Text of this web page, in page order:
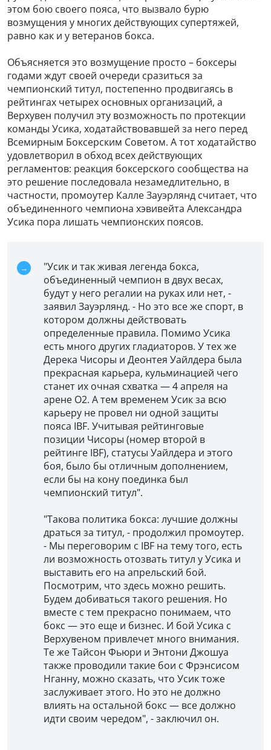
этом бою своего пояса, что вызвало бурю
возмущения у многих действующих супертяжей,
равно как и у ветеранов бокса.
Объясняется это возмущение просто – боксеры
годами ждут своей очереди сразиться за
чемпионский титул, постепенно продвигаясь в
рейтингах четырех основных организаций, а
Верхувен получил эту возможность по протекции
команды Усика, ходатайствовавшей за него перед
Всемирным Боксерским Советом. А тот ходатайство
удовлетворил в обход всех действующих
регламентов: реакция боксерского сообщества на
это решение последовала незамедлительно, в
частности, промоутер Калле Зауэрлянд считает, что
объединенного чемпиона хэвивейта Александра
Усика пора лишать чемпионских поясов.
"Усик и так живая легенда бокса,
объединенный чемпион в двух весах,
будут у него регалии на руках или нет, -
заявил Зауэрлянд. - Но это все же спорт, в
котором должны действовать
определенные правила. Помимо Усика
есть много других гладиаторов. У тех же
Дерека Чисоры и Деонтея Уайлдера была
прекрасная карьера, кульминацией чего
станет их очная схватка — 4 апреля на
арене О2. А тем временем Усик за всю
карьеру не провел ни одной защиты
пояса IBF. Учитывая рейтинговые
позиции Чисоры (номер второй в
рейтинге IBF), статусы Уайлдера и этого
боя, было бы отличным дополнением,
если бы на кону поединка был
чемпионский титул".
"Такова политика бокса: лучшие должны
драться за титул, - продолжил промоутер.
- Мы переговорим с IBF на тему того, есть
ли возможность отозвать титул у Усика и
выставить его на апрельский бой.
Посмотрим, что здесь можно решить.
Будем добиваться такого решения. Но
вместе с тем прекрасно понимаем, что
бокс — это еще и бизнес. И бой Усика с
Верхувеном привлечет много внимания.
Те же Тайсон Фьюри и Энтони Джошуа
также проводили такие бои с Фрэнсисом
Нганну, можно сказать, что Усик тоже
заслуживает этого. Но это не должно
влиять на остальной бокс — все должно
идти своим чередом", - заключил он.